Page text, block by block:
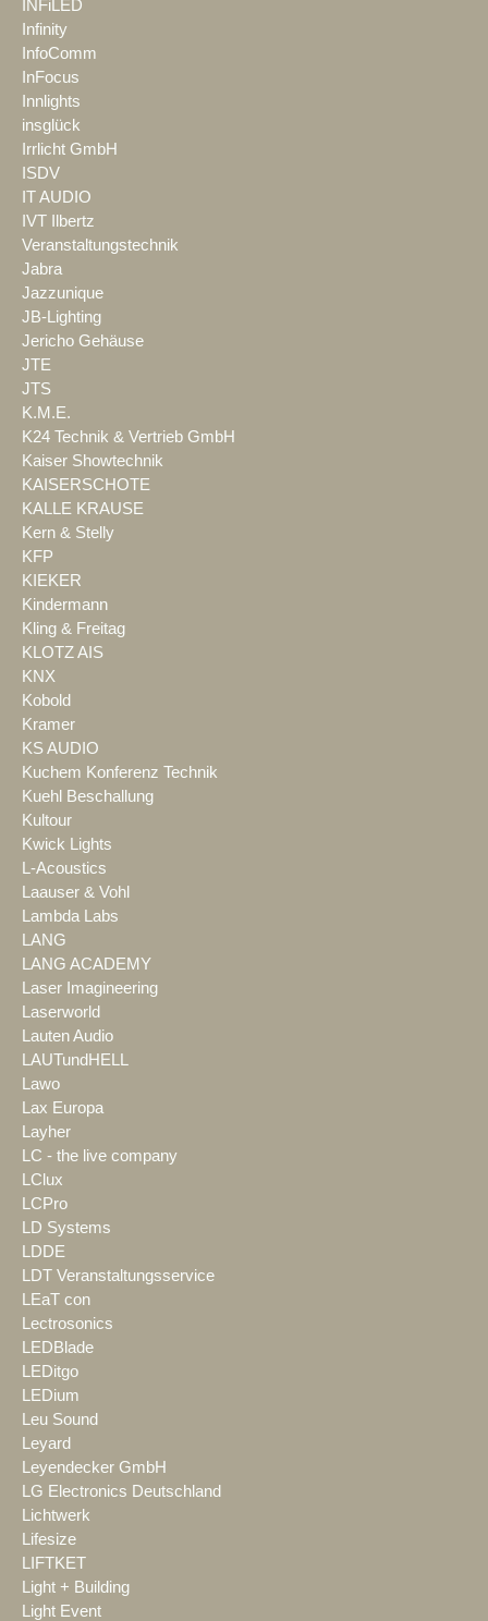
INFiLED
Infinity
InfoComm
InFocus
Innlights
insglück
Irrlicht GmbH
ISDV
IT AUDIO
IVT Ilbertz
Veranstaltungstechnik
Jabra
Jazzunique
JB-Lighting
Jericho Gehäuse
JTE
JTS
K.M.E.
K24 Technik & Vertrieb GmbH
Kaiser Showtechnik
KAISERSCHOTE
KALLE KRAUSE
Kern & Stelly
KFP
KIEKER
Kindermann
Kling & Freitag
KLOTZ AIS
KNX
Kobold
Kramer
KS AUDIO
Kuchem Konferenz Technik
Kuehl Beschallung
Kultour
Kwick Lights
L-Acoustics
Laauser & Vohl
Lambda Labs
LANG
LANG ACADEMY
Laser Imagineering
Laserworld
Lauten Audio
LAUTundHELL
Lawo
Lax Europa
Layher
LC - the live company
LClux
LCPro
LD Systems
LDDE
LDT Veranstaltungsservice
LEaT con
Lectrosonics
LEDBlade
LEDitgo
LEDium
Leu Sound
Leyard
Leyendecker GmbH
LG Electronics Deutschland
Lichtwerk
Lifesize
LIFTKET
Light + Building
Light Event